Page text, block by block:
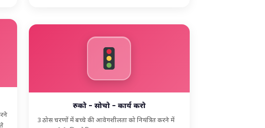
रुको – सोचो – कार्य करो
3 ठोस चरणों में बच्चे की आवेगशीलता को नियंत्रित करने में